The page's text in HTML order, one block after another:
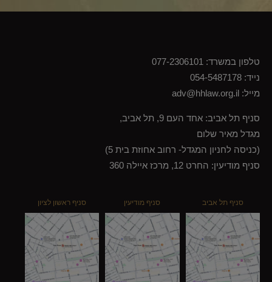
טלפון במשרד: 077-2306101
נייד: 054-5487178
מייל: adv@hhlaw.org.il
סניף תל אביב: אחד העם 9, תל אביב,
מגדל מאיר שלום
(כניסה לחניון המגדל- רחוב אחוזת בית 5)
סניף מודיעין: החרט 12, מרכז איילה 360
סניף תל אביב סניף מודיעין סניף ראשון לציון